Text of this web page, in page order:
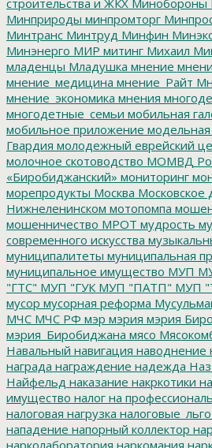
Минприроды минпромторг
Минтранс Минтруд Минфин
Минэнерго МИР митинг Михаил
младенцы Младушка мнение
мнение_медицина мнение_Райт
мнение_экономика мнения
многодетные_семьи мобильная
мобильное приложение
Гвардия молодежный еврейский
молочное скотоводство МОМВД
«Биробиджанский» мониторинг
морепродукты Москва Московское
Нижнеленинском мотопомпа
мошенничество МРОТ мудрость
современного искусства
муниципалитеты муниципальная
муниципальное имущество МУП
"ГТС" МУП "ГУК МУП "ПАТП" МУП
мусор мусорная реформа
МЧС МЧС РФ мэр мэрия мэрия
мэрия_Биробиджана мясо
Навальный навигация наводнение
награда награждение надежда
Найфельд наказание накркотики
имущество налог на
налоговая нагрузка
нападение напорный коллектор
нарколаборатория наркомания